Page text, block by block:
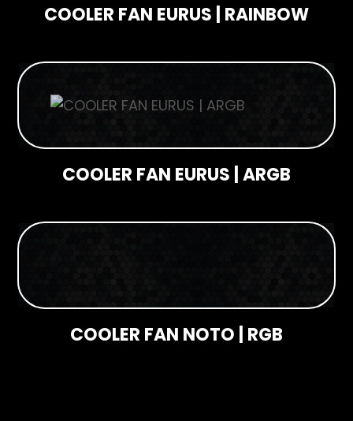
COOLER FAN EURUS | RAINBOW
COOLER FAN EURUS | ARGB
COOLER FAN NOTO | RGB